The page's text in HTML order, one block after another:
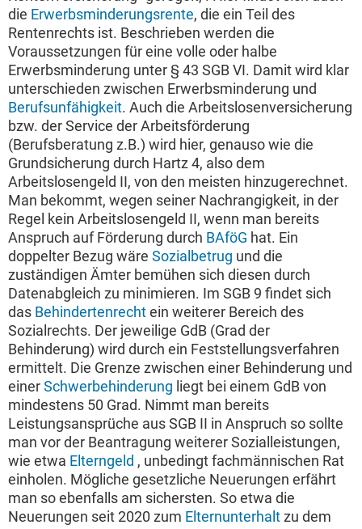
die Erwerbsminderungsrente, die ein Teil des
Rentenrechts ist. Beschrieben werden die
Voraussetzungen für eine volle oder halbe
Erwerbsminderung unter § 43 SGB VI. Damit wird klar
unterschieden zwischen Erwerbsminderung und
Berufsunfähigkeit. Auch die Arbeitslosenversicherung
bzw. der Service der Arbeitsförderung
(Berufsberatung z.B.) wird hier, genauso wie die
Grundsicherung durch Hartz 4, also dem
Arbeitslosengeld II, von den meisten hinzugerechnet.
Man bekommt, wegen seiner Nachrangigkeit, in der
Regel kein Arbeitslosengeld II, wenn man bereits
Anspruch auf Förderung durch BAföG hat. Ein
doppelter Bezug wäre Sozialbetrug und die
zuständigen Ämter bemühen sich diesen durch
Datenabgleich zu minimieren. Im SGB 9 findet sich
das Behindertenrechtein weiterer Bereich des
Sozialrechts. Der jeweilige GdB (Grad der
Behinderung) wird durch ein Feststellungsverfahren
ermittelt. Die Grenze zwischen einer Behinderung und
einerSchwerbehinderung liegt bei einem GdB von
mindestens 50 Grad. Nimmt man bereits
Leistungsansprüche aus SGB II in Anspruch so sollte
man vor der Beantragung weiterer Sozialleistungen,
wie etwa Elterngeld , unbedingt fachmännischen Rat
einholen. Mögliche gesetzliche Neuerungen erfährt
man so ebenfalls am sichersten. So etwa die
Neuerungen seit 2020 zum Elternunterhaltzu dem